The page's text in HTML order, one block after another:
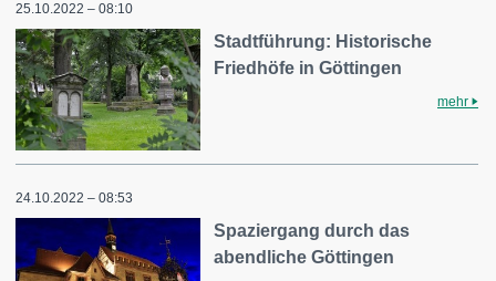
25.10.2022 – 08:10
Stadtführung: Historische
Friedhöfe in Göttingen
mehr
24.10.2022 – 08:53
Spaziergang durch das
abendliche Göttingen